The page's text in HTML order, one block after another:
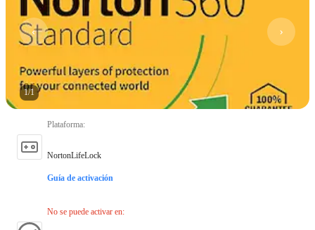
1/1
Plataforma:
NortonLifeLock
Guía de activación
No se puede activar en: